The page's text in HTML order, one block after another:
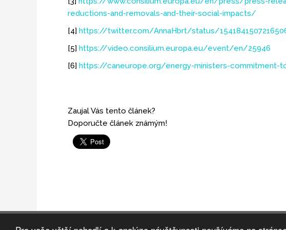
reductions-and-removals-and-their-social-impacts/
[4] https://twitter.com/AnnaHbrt/status/
[5] https://video.consilium.europa.eu/event/en/25946
[6] https://caneurope.org/energy-ministers-commitment-
Zaujal Vás tento článek?
Doporučte článek známým!